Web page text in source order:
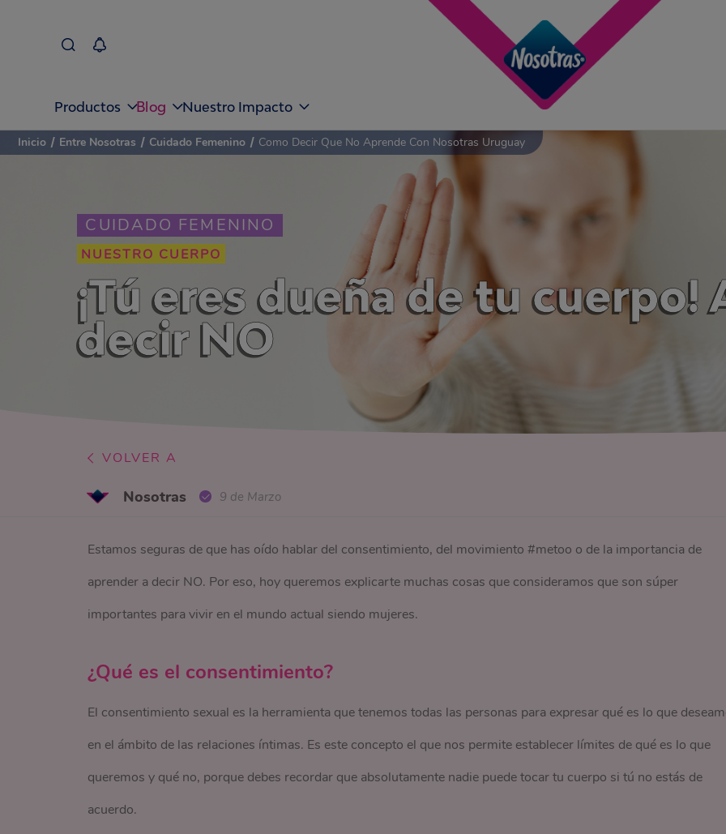
Productos Blog Nuestro Impacto
CUIDADO FEMENINO
NUESTRO CUERPO
¡Tú eres dueña de tu
decir NO
Inicio / Entre Nosotras / Cuidado Femenino / Como Decir Que No Aprende Con Nosotras Uruguay
VOLVER A
Nosotras 9 de Marzo
Estamos seguras de que has oído hablar del consentimiento, del movimiento #metoo o de la importancia de
aprender a decir NO. Por eso, hoy queremos explicarte muchas cosas que consideramos que son súper
importantes para vivir en el mundo actual siendo mujeres.
¿Qué es el consentimiento?
El consentimiento sexual es la herramienta que tenemos todas las personas para expresar qué es lo que
en el ámbito de las relaciones íntimas. Es este concepto el que nos permite establecer límites de qué es lo que
queremos y qué no, porque debes recordar que absolutamente nadie puede tocar tu cuerpo si tú no estás de
acuerdo.